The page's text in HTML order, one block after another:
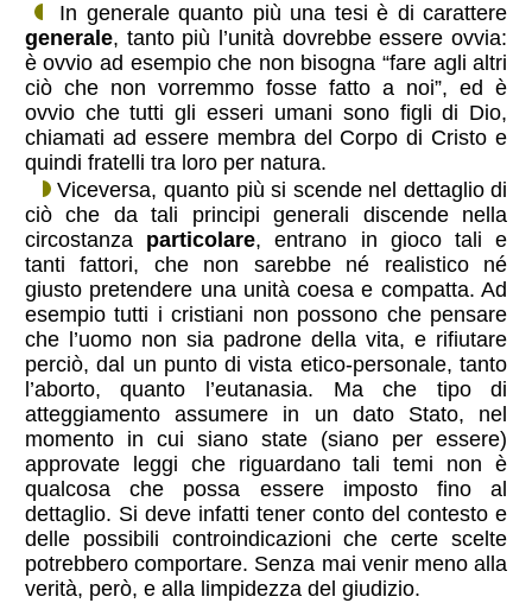
In generale quanto più una tesi è di carattere
generale, tanto più l’unità dovrebbe essere ovvia:
è ovvio ad esempio che non bisogna “fare agli altri
ciò che non vorremmo fosse fatto a noi”, ed è
ovvio che tutti gli esseri umani sono figli di Dio,
chiamati ad essere membra del Corpo di Cristo e
quindi fratelli tra loro per natura.
Viceversa, quanto più si scende nel dettaglio di
ciò che da tali principi generali discende nella
circostanza particolare, entrano in gioco tali e
tanti fattori, che non sarebbe né realistico né
giusto pretendere una unità coesa e compatta. Ad
esempio tutti i cristiani non possono che pensare
che l’uomo non sia padrone della vita, e rifiutare
perciò, dal un punto di vista etico-personale, tanto
l’aborto, quanto l’eutanasia. Ma che tipo di
atteggiamento assumere in un dato Stato, nel
momento in cui siano state (siano per essere)
approvate leggi che riguardano tali temi non è
qualcosa che possa essere imposto fino al
dettaglio. Si deve infatti tener conto del contesto e
delle possibili controindicazioni che certe scelte
potrebbero comportare. Senza mai venir meno alla
verità, però, e alla limpidezza del giudizio.